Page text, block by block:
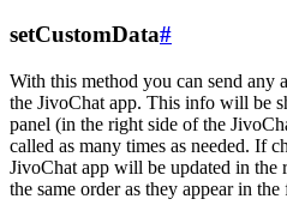
setCustomData#
With this method you can send any
the JivoChat app. This info will be
panel (in the right side of the
called as many times as needed. If
JivoChat app will be updated in the
the same order as they appear in the